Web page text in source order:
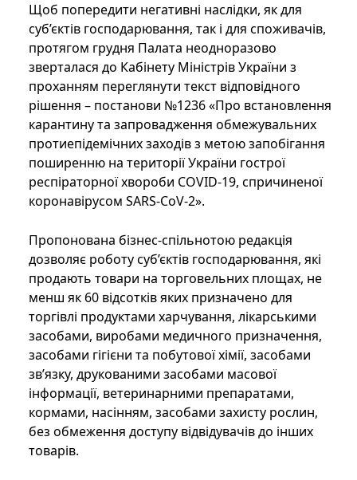
Щоб попередити негативні наслідки, як для
суб’єктів господарювання, так і для споживачів,
протягом грудня Палата неодноразово
зверталася до Кабінету Міністрів України з
проханням переглянути текст відповідного
рішення – постанови №1236 «Про встановлення
карантину та запровадження обмежувальних
протиепідемічних заходів з метою запобігання
поширенню на території України гострої
респіраторної хвороби COVID-19, спричиненої
коронавірусом SARS-CoV-2».
Пропонована бізнес-спільнотою редакція
дозволяє роботу суб’єктів господарювання, які
продають товари на торговельних площах, не
менш як 60 відсотків яких призначено для
торгівлі продуктами харчування, лікарськими
засобами, виробами медичного призначення,
засобами гігієни та побутової хімії, засобами
зв’язку, друкованими засобами масової
інформації, ветеринарними препаратами,
кормами, насінням, засобами захисту рослин,
без обмеження доступу відвідувачів до інших
товарів.